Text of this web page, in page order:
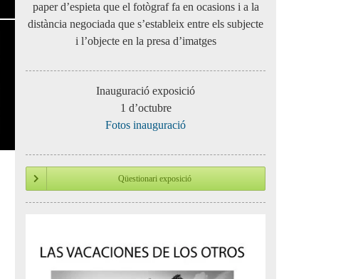
paper d’espieta que el fotògraf fa en ocasions i a la
distància negociada que s’estableix entre els subjecte
i l’objecte en la presa d’imatges
Inauguració exposició
1 d’octubre
Fotos inauguració
Qüestionari exposició